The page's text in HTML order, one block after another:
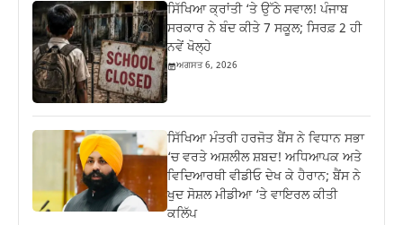
ਸਿੱਖਿਆ ਕ੍ਰਾਂਤੀ ‘ਤੇ ਉੱਠੇ ਸਵਾਲ! ਪੰਜਾਬ
ਸਰਕਾਰ ਨੇ ਬੰਦ ਕੀਤੇ 7 ਸਕੂਲ; ਸਿਰਫ਼ 2 ਹੀ
ਨਵੇਂ ਖੋਲ੍ਹੇ
ਅਗਸਤ 6, 2026
ਸਿੱਖਿਆ ਮੰਤਰੀ ਹਰਜੋਤ ਬੈਂਸ ਨੇ ਵਿਧਾਨ ਸਭਾ
‘ਚ ਵਰਤੇ ਅਸ਼ਲੀਲ ਸ਼ਬਦ! ਅਧਿਆਪਕ ਅਤੇ
ਵਿਦਿਆਰਥੀ ਵੀਡੀਓ ਦੇਖ ਕੇ ਹੈਰਾਨ; ਬੈਂਸ ਨੇ
ਖੁਦ ਸੋਸ਼ਲ ਮੀਡੀਆ ‘ਤੇ ਵਾਇਰਲ ਕੀਤੀ
ਕਲਿੱਪ